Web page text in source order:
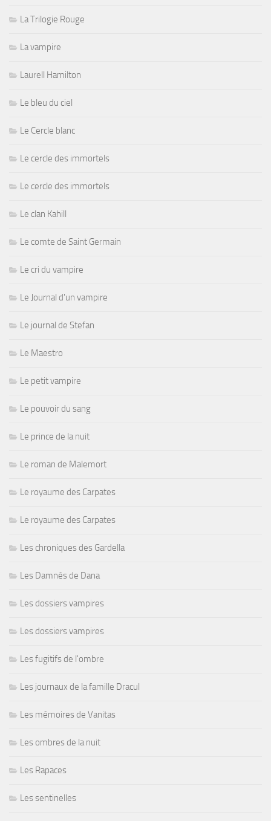
La Trilogie Rouge
La vampire
Laurell Hamilton
Le bleu du ciel
Le Cercle blanc
Le cercle des immortels
Le cercle des immortels
Le clan Kahill
Le comte de Saint Germain
Le cri du vampire
Le Journal d'un vampire
Le journal de Stefan
Le Maestro
Le petit vampire
Le pouvoir du sang
Le prince de la nuit
Le roman de Malemort
Le royaume des Carpates
Le royaume des Carpates
Les chroniques des Gardella
Les Damnés de Dana
Les dossiers vampires
Les dossiers vampires
Les fugitifs de l'ombre
Les journaux de la famille Dracul
Les mémoires de Vanitas
Les ombres de la nuit
Les Rapaces
Les sentinelles